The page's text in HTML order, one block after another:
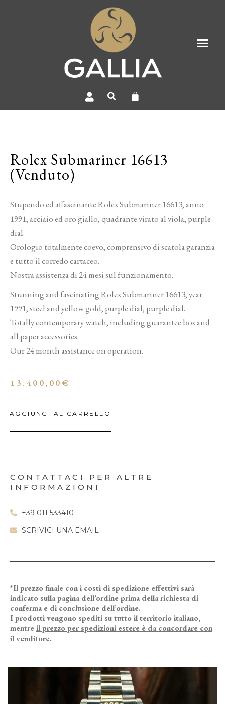
Rolex Submariner 16613
(Venduto)
Stupendo ed affascinante Rolex Submariner 16613, anno
1991, acciaio ed oro giallo, quadrante virato al viola, purple
dial.
Orologio totalmente coevo, comprensivo di scatola garanzia
e tutto il corredo cartaceo.
Nostra assistenza di 24 mesi sul funzionamento.
Stunning and fascinating Rolex Submariner 16613, year
1991, steel and yellow gold, purple dial, purple dial.
Totally contemporary watch, including guarantee box and
all paper accessories.
Our 24 month assistance on operation.
13.400,00€
AGGIUNGI AL CARRELLO
CONTATTACI PER ALTRE
INFORMAZIONI
+39 011 533410
SCRIVICI UNA EMAIL
*Il prezzo finale con i costi di spedizione effettivi sarà
indicato sulla pagina dell’ordine prima della richiesta di
conferma e di conclusione dell’ordine.
I prodotti vengono spediti su tutto il territorio italiano,
mentre il prezzo per spedizioni estere è da concordare con
il venditore.